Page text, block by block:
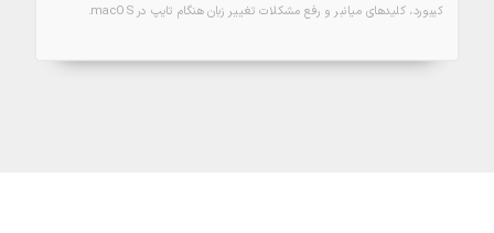
کیبورد، کلیدهای میانبر و رفع مشکلات تغییر زبان هنگام تایپ در macOS.